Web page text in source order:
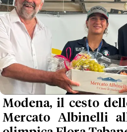
Modena, il cesto
Mercato Albinelli